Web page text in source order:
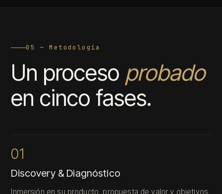
05 — Metodología
Un proceso probado
en cinco fases.
01
Discovery & Diagnóstico
Inmersión en su producto, propuesta de valor y objetivos.